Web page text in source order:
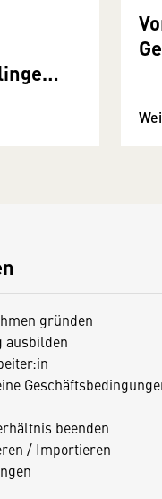
gründen
ausbilden
beenden
/ Importieren